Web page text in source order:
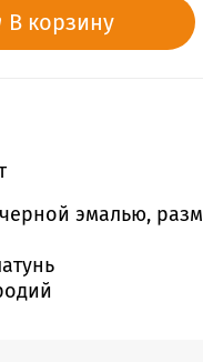
В корзину
эмалью,